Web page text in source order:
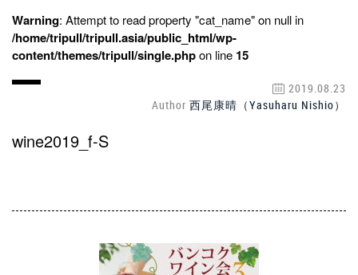
Warning: Attempt to read property "cat_name" on null in
/home/tripull/tripull.asia/public_html/wp-
content/themes/tripull/single.phpon line 15
2019.08.23
Author 西尾康晴（Yasuharu Nishio）
wine2019_f-S